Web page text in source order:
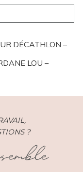
*
DÉCATHLON –
LOU –
?